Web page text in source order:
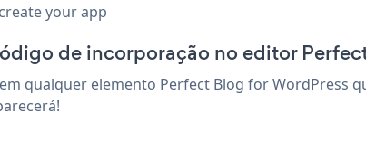
your app
de incorporação no editor
qualquer elemento Perfect Blog for WordPress